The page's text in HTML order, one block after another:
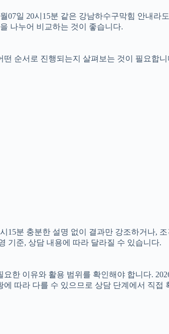
일 20시15분 같은 강남하수구막힘 안내라
나누어 비교하는 것이 좋습니다.
순서로 진행되는지 살펴보는 것이 필요합니
15분 충분한 설명 없이 결과만 강조하거나,
기준, 상담 내용에 따라 달라질 수 있습니다.
한 이유와 활용 범위를 확인해야 합니다.
따라 다를 수 있으므로 상담 단계에서 직접